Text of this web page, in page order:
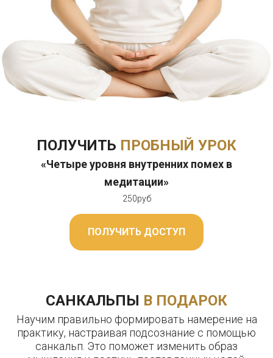
ПОЛУЧИТЬ ПРОБНЫЙ УРОК
«Четыре уровня внутренних помех в
медитации»
250руб
ПОЛУЧИТЬ ДОСТУП
САНКАЛЬПЫ В ПОДАРОК
Научим правильно формировать намерение на
практику, настраивая подсознание с помощью
санкальп. Это поможет изменить образ